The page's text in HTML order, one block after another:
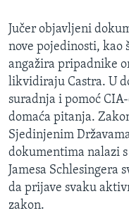
Jučer objavljeni
nove pojedinosti, kao
angažira pripadnike
likvidiraju Castra. U
suradnja i pomoć
domaća pitanja.
Sjedinjenim
dokumentima nalazi
Jamesa Schlesingera
da prijave svaku
zakon.